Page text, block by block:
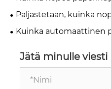
tuotannon tehokkuutta?
Paljastetaan, kuinka
saavuttavat
Kuinka automaattinen
Jätä minulle viesti